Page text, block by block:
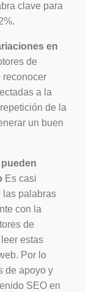
clave para
en
de
reconocer
a la
de la
un buen
Es casi
las palabras
con la
de
estas
Por lo
de apoyo y
SEO en